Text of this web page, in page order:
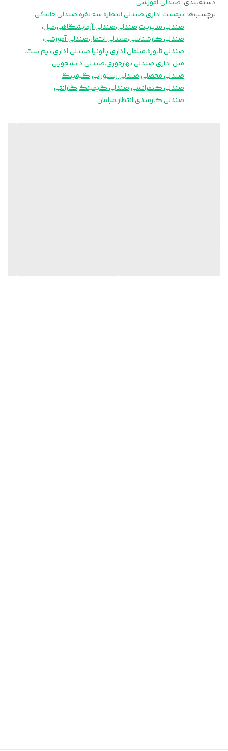
دسته‌بندی:صندلی آموزشی
برچسب‌ها :نیمست اداری،صندلی انتظاره سه نفره،صندلی خانگی،
صندلی مدیریت،صندلی،صندلی آزمایشگاهی،مبل،
صندلی کارشناسی،صندلی انتظار،صندلی آموزشی،
صندلی تابوره،مبلمان اداری،پالونیا،صندلی اداری،نیم ست،
مبل اداری،صندلی نهارخوری،صندلی دانشجویی،
صندلی محصلی،صندلی رستورانی،گیمینگ،
صندلی کنفرانسی،صندلی گیمینگ،گارانتی،
صندلی کارمندی،انتظار،مبلمان